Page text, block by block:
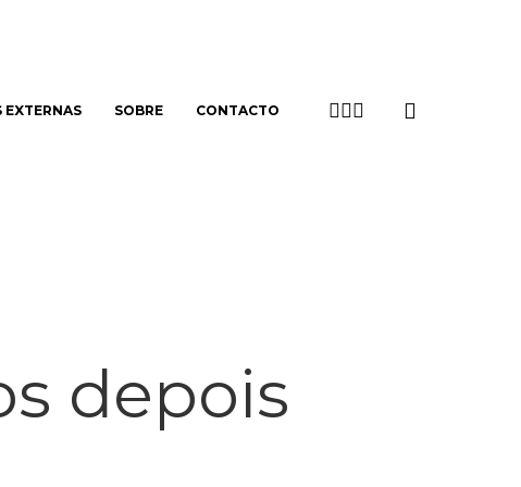
EXTERNAS SOBRE CONTACTO TWITTER
LINKEDIN
EMAIL
depois